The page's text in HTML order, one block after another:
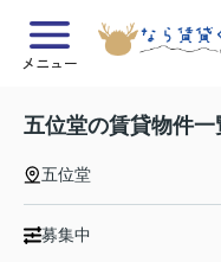
メニュー
五位堂の賃貸物件一
五位堂
募集中